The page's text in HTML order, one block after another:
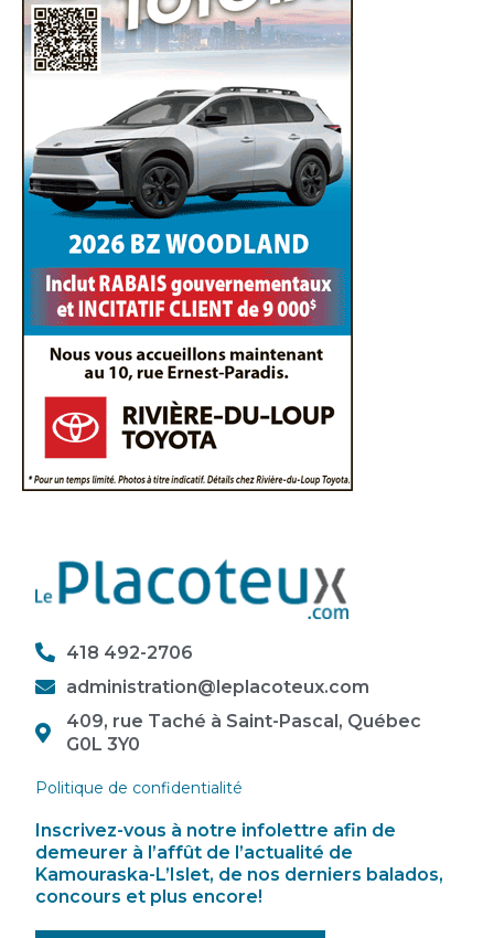
418 492-2706
administration@leplacoteux.com
409, rue Taché à Saint-Pascal, Québec
G0L 3Y0
Politique de confidentialité
Inscrivez-vous à notre infolettre afin de
demeurer à l’affût de l’actualité de
Kamouraska-L’Islet, de nos derniers balados,
concours et plus encore!